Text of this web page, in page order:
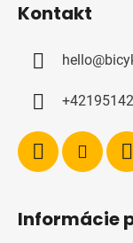
Kontakt
hello@
Informácie